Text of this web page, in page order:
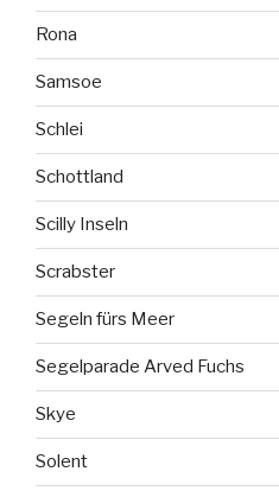
Rona
Samsoe
Schlei
Schottland
Scilly Inseln
Scrabster
Segeln fürs Meer
Segelparade Arved Fuchs
Skye
Solent